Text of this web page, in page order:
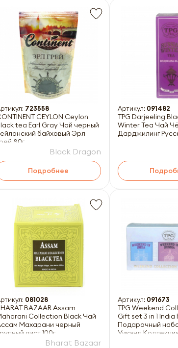
723558
CEYLON Ceylon
tea Earl Gray Чай черный
байховый Эрл
80г
Black Dragon
Подробнее
Артикул: 091482
TPG Darjeeling
Winter Tea Чай
Дарджилинг
081028
BAZAAR Assam
Collection Black Чай
Махарани черный
лист 100г
Bharat Bazaar
Артикул: 091673
TPG Weekend
Gift set 3 in 1 India
Подарочный
Уикэнд Коллекция